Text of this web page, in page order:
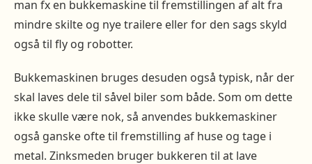
man fx en bukkemaskine til fremstillingen af alt fra
mindre skilte og nye trailere eller for den sags skyld
også til fly og robotter.
Bukkemaskinen bruges desuden også typisk, når der
skal laves dele til såvel biler som både. Som om dette
ikke skulle være nok, så anvendes bukkemaskiner
også ganske ofte til fremstilling af huse og tage i
metal. Zinksmeden bruger bukkeren til at lave